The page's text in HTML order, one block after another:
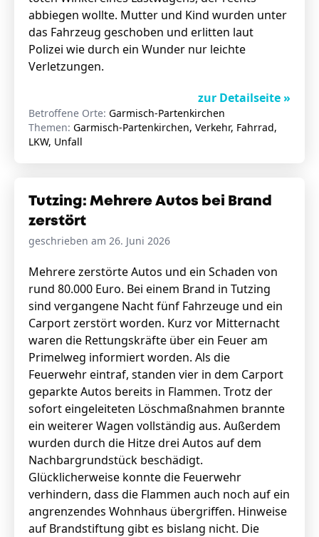
abbiegen wollte. Mutter und Kind wurden unter
das Fahrzeug geschoben und erlitten laut
Polizei wie durch ein Wunder nur leichte
Verletzungen.
zur Detailseite »
Betroffene Orte: Garmisch-Partenkirchen
Themen: Garmisch-Partenkirchen, Verkehr, Fahrrad,
LKW, Unfall
Tutzing: Mehrere Autos bei Brand
zerstört
geschrieben am 26. Juni 2026
Mehrere zerstörte Autos und ein Schaden von
rund 80.000 Euro. Bei einem Brand in Tutzing
sind vergangene Nacht fünf Fahrzeuge und ein
Carport zerstört worden. Kurz vor Mitternacht
waren die Rettungskräfte über ein Feuer am
Primelweg informiert worden. Als die
Feuerwehr eintraf, standen vier in dem Carport
geparkte Autos bereits in Flammen. Trotz der
sofort eingeleiteten Löschmaßnahmen brannte
ein weiterer Wagen vollständig aus. Außerdem
wurden durch die Hitze drei Autos auf dem
Nachbargrundstück beschädigt.
Glücklicherweise konnte die Feuerwehr
verhindern, dass die Flammen auch noch auf ein
angrenzendes Wohnhaus übergriffen. Hinweise
auf Brandstiftung gibt es bislang nicht. Die